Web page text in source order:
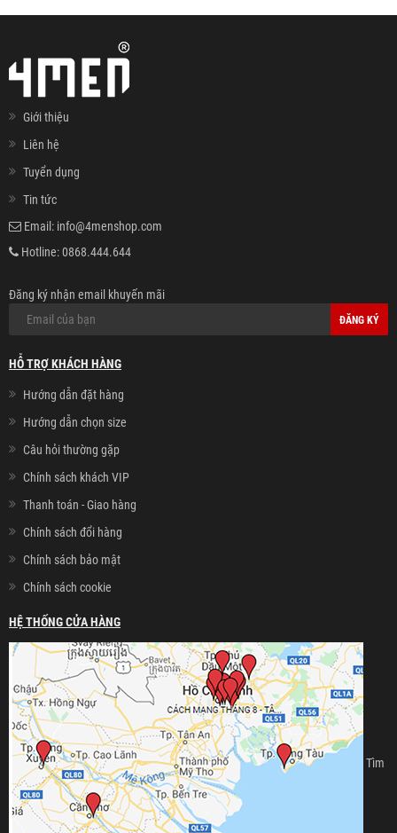
Giới thiệu
Liên hệ
Tuyển dụng
Tin tức
Email: info@4menshop.com
Hotline:0868.444.644
Đăng ký nhận email khuyến mãi
ĐĂNG KÝ
HỖ TRỢ KHÁCH HÀNG
Hướng dẫn đặt hàng
Hướng dẫn chọn size
Câu hỏi thường gặp
Chính sách khách VIP
Thanh toán - Giao hàng
Chính sách đổi hàng
Chính sách bảo mật
Chính sách cookie
HỆ THỐNG CỬA HÀNG
Tìm